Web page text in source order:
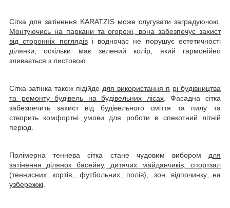
Сітка для затінення KARATZIS може слугувати заградуючою.
Монтуючись на паркани та огорожі, вона забезпечує захист
від сторонніх поглядіві водночас не порушує естетичності
ділянки, оскільки має зелений колір, який гармонійно
зливається з листовою.
Сітка-затінка також підійде для використання п рі будівництва
та ремонту будівель на будівельних лісах. Фасадна сітка
забезпечить захист від будівельного сміття та пилу та
створить комфортні умови для роботи в спекотний літній
період.
Полімерна теннева сітка стане чудовим вибором для
затінення ділянок басейну, дитячих майданчиків, спортзал
(теннисних кортів, футбольних полів), зон відпочинку на
узбережжі